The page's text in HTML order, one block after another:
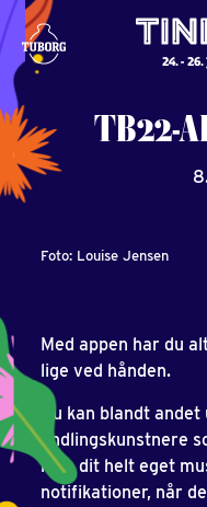
24. -
TB22-
Foto: Louise Jensen
Med appen har du
lige ved hånden.
Du kan blandt
yndlingskunstnere
lave dit helt eget
notifikationer, når